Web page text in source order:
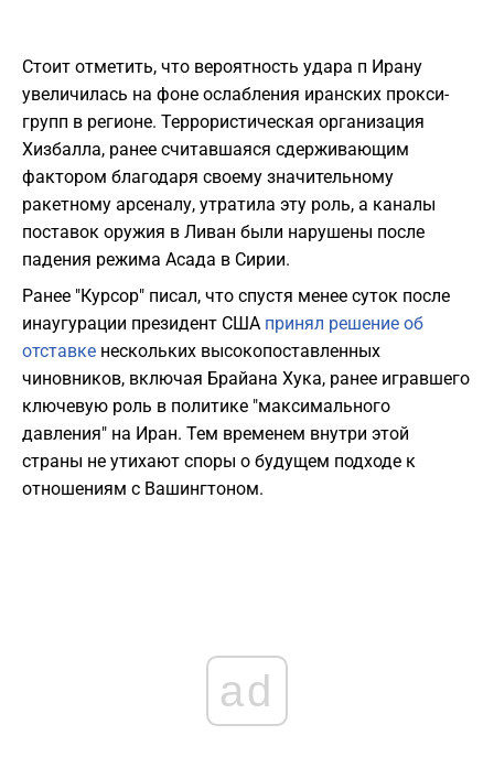
Стоит отметить, что вероятность удара п Ирану
увеличилась на фоне ослабления иранских прокси-
групп в регионе. Террористическая организация
Хизбалла, ранее считавшаяся сдерживающим
фактором благодаря своему значительному
ракетному арсеналу, утратила эту роль, а каналы
поставок оружия в Ливан были нарушены после
падения режима Асада в Сирии.
Ранее "Курсор" писал, что спустя менее суток после
инаугурации президент США принял решение об
отставке нескольких высокопоставленных
чиновников, включая Брайана Хука, ранее игравшего
ключевую роль в политике "максимального
давления" на Иран. Тем временем внутри этой
страны не утихают споры о будущем подходе к
отношениям с Вашингтоном.
ad